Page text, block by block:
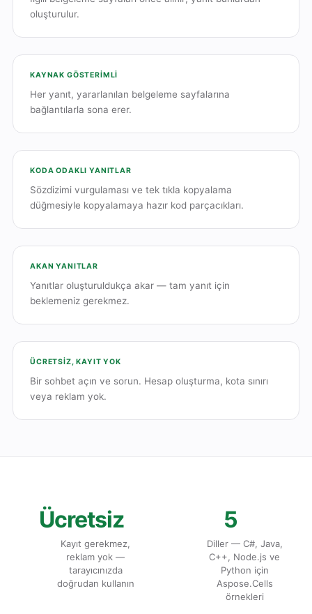
oluşturulur.
KAYNAK GÖSTERIMLI
Her yanıt, yararlanılan belgeleme sayfalarına
bağlantılarla sona erer.
KODA ODAKLI YANITLAR
Sözdizimi vurgulaması ve tek tıkla kopyalama
düğmesiyle kopyalamaya hazır kod parçacıkları.
AKAN YANITLAR
Yanıtlar oluşturuldukça akar — tam yanıt için
beklemeniz gerekmez.
ÜCRETSIZ, KAYIT YOK
Bir sohbet açın ve sorun. Hesap oluşturma, kota sınırı
veya reklam yok.
Ücretsiz
Kayıt gerekmez,
reklam yok —
tarayıcınızda
doğrudan kullanın
5
Diller — C#, Java,
C++, Node.js ve
Python için
Aspose.Cells
örnekleri